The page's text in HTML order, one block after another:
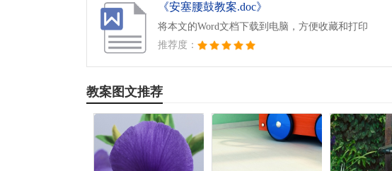
《安塞腰鼓教案.doc》
将本文的Word文档下载到电脑，方便收藏和打印
推荐度：
教案图文推荐